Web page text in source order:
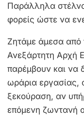
Παράλληλα
φορείς ώστε να
Ζητάμε άμεσα από
Ανεξάρτητη Αρχή
παρέμβουν και να
ωράρια εργασίας,
ξεκούραση, αν
επόμενη ζωντανή